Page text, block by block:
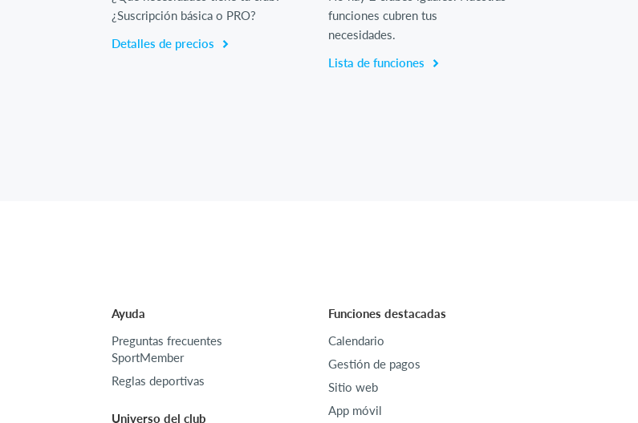
¿Suscripción básica o PRO?
Detalles de precios
funciones cubren tus
necesidades.
Lista de funciones
Ayuda
Preguntas frecuentes
SportMember
Reglas deportivas
Universo del club
Funciones destacadas
Calendario
Gestión de pagos
Sitio web
App móvil